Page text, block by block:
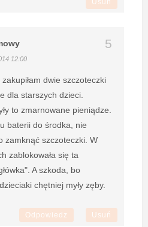
Usuń
12:00
dwie szczoteczki
dla starszych dzieci.
to zmarnowane pieniądze.
baterii do środka, nie
zamknąć szczoteczki. W
zablokowała się ta
A szkoda, bo
chętniej myły zęby.
Odpowiedz Usuń